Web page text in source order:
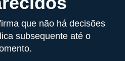
que não há decisões
subsequente até o